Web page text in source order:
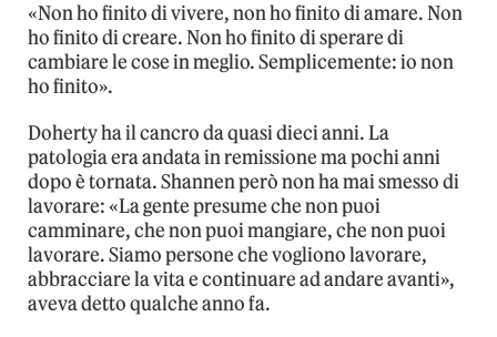
«Non ho finito di vivere, non ho finito di amare. Non
ho finito di creare. Non ho finito di sperare di
cambiare le cose in meglio. Semplicemente: io non
ho finito».
Doherty ha il cancro da quasi dieci anni. La
patologia era andata in remissione ma pochi anni
dopo è tornata. Shannen però non ha mai smesso di
lavorare: «La gente presume che non puoi
camminare, che non puoi mangiare, che non puoi
lavorare. Siamo persone che vogliono lavorare,
abbracciare la vita e continuare ad andare avanti»,
aveva detto qualche anno fa.